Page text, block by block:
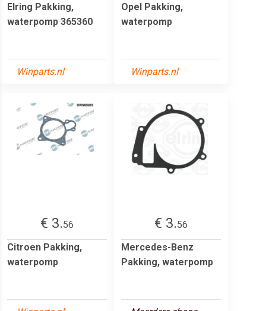
Elring Pakking,
waterpomp 365360
Winparts.nl
Opel Pakking,
waterpomp
Winparts.nl
€ 3.56
Citroen Pakking,
waterpomp
€ 3.56
Mercedes-Benz
Pakking, waterpomp